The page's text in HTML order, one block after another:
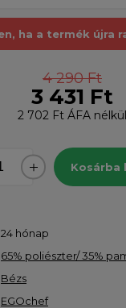
ha a termék újra
4 290 Ft
3 431 Ft
2 702 Ft ÁFA nélkül
Kosárba
24 hónap
65% poliészter/ 35%
Bézs
EGOchef